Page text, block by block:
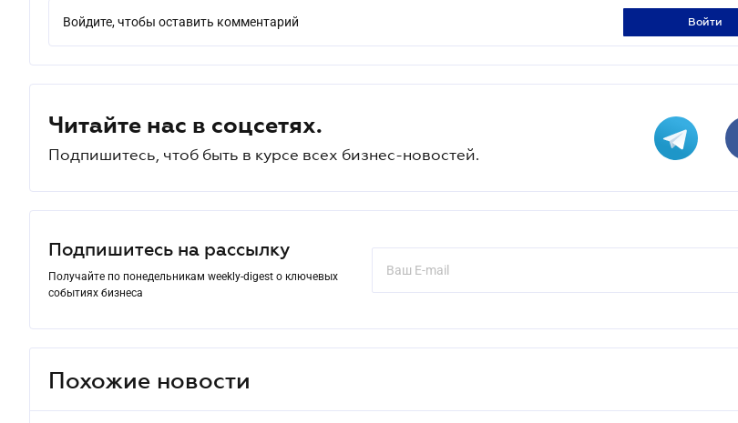
Войдите, чтобы оставить комментарий войти
Читайте нас в соцсетях.
Подпишитесь, чтоб быть в курсе всех бизнес-новостей.
Подпишитесь на рассылку
Получайте по понедельникам weekly-digest о ключевых
событиях бизнеса
Похожие новости